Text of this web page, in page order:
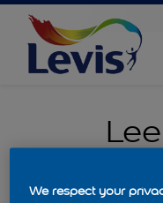
We respect your